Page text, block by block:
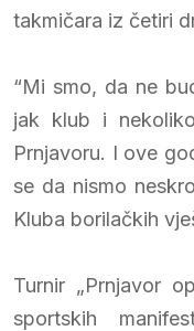
“Mi smo, da ne
jak klub i
Prnjavoru. I ove
se da nismo
Kluba borilačkih
Turnir „Prnjavor
sportskih